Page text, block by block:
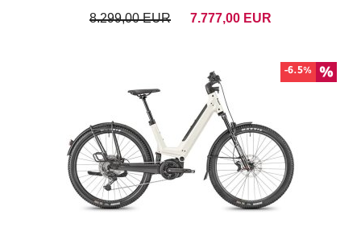
8.299,00 EUR 7.777,00 EUR
-6.5%